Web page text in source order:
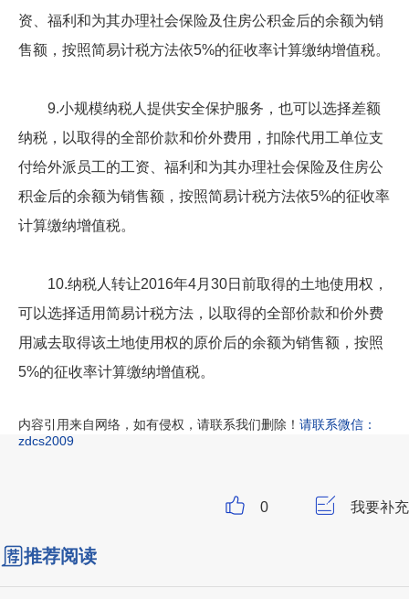
资、福利和为其办理社会保险及住房公积金后的余额为销
售额，按照简易计税方法依5%的征收率计算缴纳增值税。
9.小规模纳税人提供安全保护服务，也可以选择差额
纳税，以取得的全部价款和价外费用，扣除代用工单位支
付给外派员工的工资、福利和为其办理社会保险及住房公
积金后的余额为销售额，按照简易计税方法依5%的征收率
计算缴纳增值税。
10.纳税人转让2016年4月30日前取得的土地使用权，
可以选择适用简易计税方法，以取得的全部价款和价外费
用减去取得该土地使用权的原价后的余额为销售额，按照
5%的征收率计算缴纳增值税。
内容引用来自网络，如有侵权，请联系我们删除！ 请联系微信：
zdcs2009
我要补充
0
推荐阅读